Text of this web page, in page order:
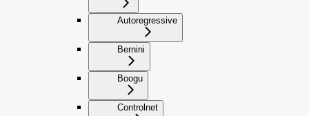
Autoregressive
Bernini
Boogu
Controlnet